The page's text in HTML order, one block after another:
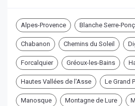
Alpes-Provence Blanche Serre-
Chabanon Chemins du Soleil
Forcalquier Gréoux-les-Bains
Hautes Vallées de l'Asse Le Grand
Manosque Montagne de Lure